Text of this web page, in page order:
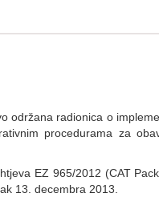
održana radionica o
procedurama za
EZ 965/2012 (CAT
13. decembra 2013.